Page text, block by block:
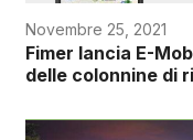
Novembre 25, 2021
Fimer lancia E-
delle colonnine di